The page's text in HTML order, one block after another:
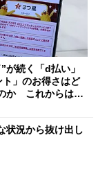
が続く「d払い」
ト」のお得さはど
か これからは
状況から抜け出し